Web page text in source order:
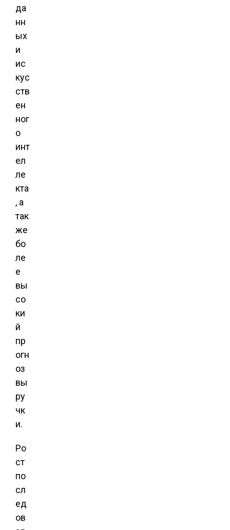
да
нн
ых
и
ис
кус
ств
ен
ног
о
инт
ел
ле
кта
, а
так
же
бо
ле
е
вы
со
ки
й
пр
огн
оз
вы
ру
чк
и.
Ро
ст
по
сл
ед
ов